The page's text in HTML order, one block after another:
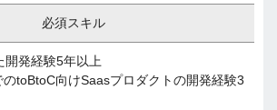
必須スキル
開発経験5年以上
のtoBtoC向けSaasプロダクトの開発経験3